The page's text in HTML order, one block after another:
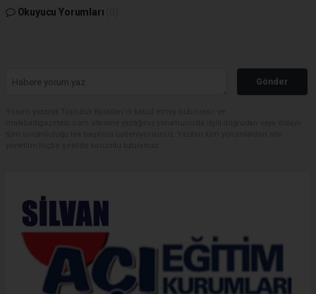
Okuyucu Yorumları
Gönder